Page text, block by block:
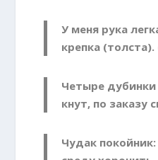
У меня рука
крепка
Четыре
кнут, по заказу
Чудак